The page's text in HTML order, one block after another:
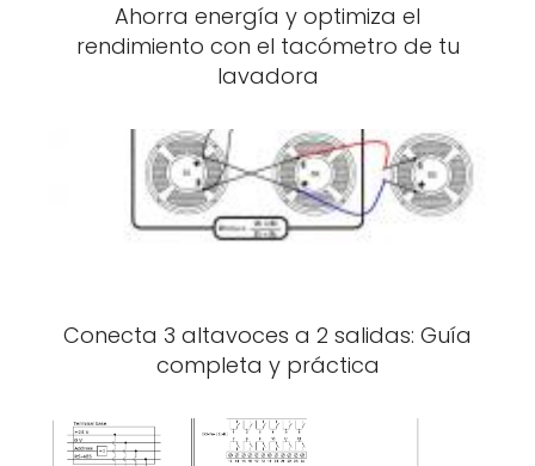
Ahorra energía y optimiza el
rendimiento con el tacómetro de tu
lavadora
Conecta 3 altavoces a 2 salidas: Guía
completa y práctica